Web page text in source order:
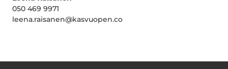
050 469 9971
leena.raisanen@kasvuopen.co